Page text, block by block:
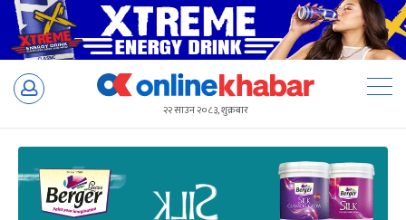
Skip
२२ साउन २०८३, शुक्रबार